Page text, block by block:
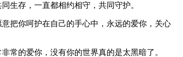
生存，一直都相约相守，共同守护。
把你呵护在自己的手心中，永远的爱你，关心
常的爱你，没有你的世界真的是太黑暗了。